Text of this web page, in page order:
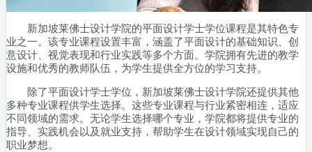
新加坡莱佛士设计学院的平面设计学士学位课程是其特色专
业之一。该专业课程设置丰富，涵盖了平面设计的基础知识、创
意设计、视觉表现和行业实践等多个方面。学院拥有先进的教学
设施和优秀的教师队伍，为学生提供全方位的学习支持。
除了平面设计学士学位，新加坡莱佛士设计学院还提供其他
多种专业课程供学生选择。这些专业课程与行业紧密相连，适应
不同领域的需求。无论学生选择哪个专业，学院都将提供专业的
指导、实践机会以及就业支持，帮助学生在设计领域实现自己的
职业梦想。